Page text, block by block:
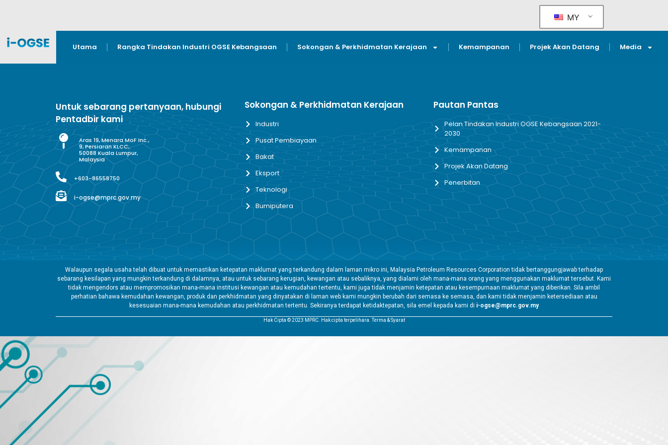
MY
Utama Rangka Tindakan Industri OGSE Kebangsaan Sokongan & Perkhidmatan Kerajaan Kemampanan Projek Akan Datang Media
Untuk sebarang pertanyaan, hubungi
Pentadbir kami
Aras 19, Menara MoF Inc.,
9, Persiaran KLCC,
50088 Kuala Lumpur,
Malaysia
+603-86558750
i-ogse@mprc.gov.my
Sokongan & Perkhidmatan Kerajaan
Industri
Pusat Pembiayaan
Bakat
Eksport
Teknologi
Bumiputera
Pautan Pantas
Pelan Tindakan Industri OGSE Kebangsaan 2021-
2030
Kemampanan
Projek Akan Datang
Penerbitan
Walaupun segala usaha telah dibuat untuk memastikan ketepatan maklumat yang terkandung dalam laman mikro ini, Malaysia Petroleum Resources Corporation tidak bertanggungjawab terhadap
sebarang kesilapan yang mungkin terkandung di dalamnya, atau untuk sebarang kerugian, kewangan atau sebaliknya, yang dialami oleh mana-mana orang yang menggunakan maklumat tersebut. Kami
tidak mengendors atau mempromosikan mana-mana institusi kewangan atau kemudahan tertentu, kami juga tidak menjamin ketepatan atau kesempurnaan maklumat yang diberikan. Sila ambil
perhatian bahawa kemudahan kewangan, produk dan perkhidmatan yang dinyatakan di laman web kami mungkin berubah dari semasa ke semasa, dan kami tidak menjamin ketersediaan atau
kesesuaian mana-mana kemudahan atau perkhidmatan tertentu. Sekiranya terdapat ketidaktepatan, sila emel kepada kami di i-ogse@mprc.gov.my
Hak Cipta © 2023 MPRC. Hak cipta terpelihara. Terma & Syarat